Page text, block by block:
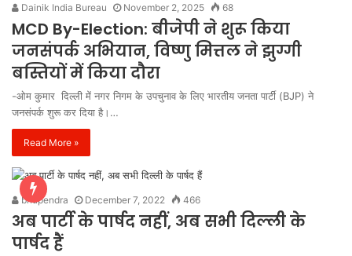
Dainik India Bureau November 2, 2025 68
MCD By-Election: बीजेपी ने शुरू किया
जनसंपर्क अभियान, विष्णु मित्तल ने झुग्गी
बस्तियों में किया दौरा
-ओम कुमार दिल्ली में नगर निगम के उपचुनाव के लिए भारतीय जनता पार्टी (BJP) ने
जनसंपर्क शुरू कर दिया है।…
Read More »
bhupendra December 7, 2022 466
अब पार्टी के पार्षद नहीं, अब सभी दिल्ली के
पार्षद हैं